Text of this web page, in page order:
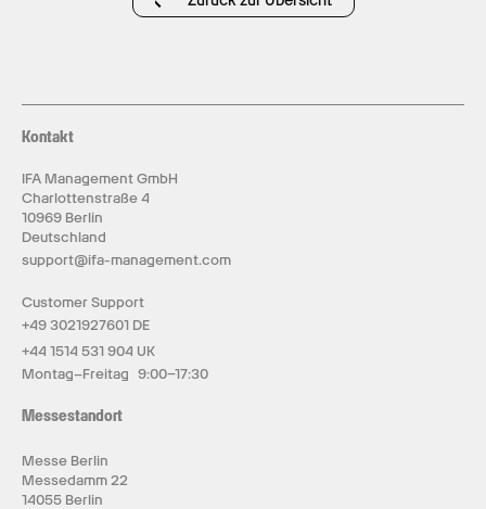
Kontakt
IFA Management GmbH
Charlottenstraße 4
10969 Berlin
Deutschland
support@ifa-management.com
Customer Support
+49 3021927601 DE
+44 1514 531 904 UK
Montag–Freitag 9:00–17:30
Messestandort
Messe Berlin
Messedamm 22
14055 Berlin